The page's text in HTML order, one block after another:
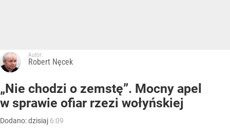
Autor:
Robert Nęcek
„Nie chodzi o zemstę”. Mocny apel
w sprawie ofiar rzezi wołyńskiej
Dodano:dzisiaj 6:09